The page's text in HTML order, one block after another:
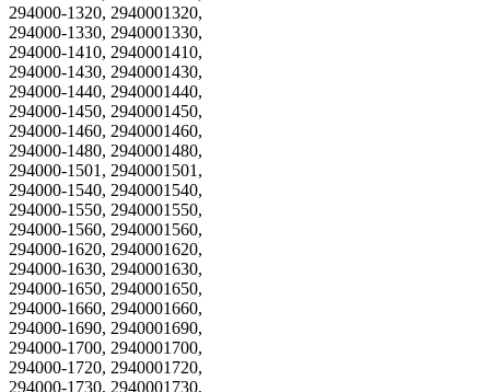
294000-1320, 2940001320,
294000-1330, 2940001330,
294000-1410, 2940001410,
294000-1430, 2940001430,
294000-1440, 2940001440,
294000-1450, 2940001450,
294000-1460, 2940001460,
294000-1480, 2940001480,
294000-1501, 2940001501,
294000-1540, 2940001540,
294000-1550, 2940001550,
294000-1560, 2940001560,
294000-1620, 2940001620,
294000-1630, 2940001630,
294000-1650, 2940001650,
294000-1660, 2940001660,
294000-1690, 2940001690,
294000-1700, 2940001700,
294000-1720, 2940001720,
294000-1730, 2940001730,